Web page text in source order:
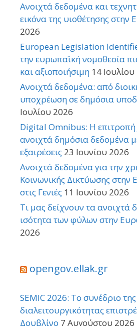
Ανοιχτά δεδομένα και
εικόνα της υιοθέτησης στην
2026
European Legislation
την ευρωπαϊκή νομοθεσία
και αξιοποιήσιμη 14
Ανοιχτά δεδομένα: από
υποχρέωση σε δημόσια
Ιουλίου 2026
Digital Omnibus: Η επιτροπή
ανοιχτά δημόσια δεδομένα
εξαιρέσεις 23 Ιουνίου 2026
Ανοιχτά δεδομένα για την
Κοινωνικής Δικτύωσης στην
στις Γενιές 11 Ιουνίου 2026
Τι μας δείχνουν τα ανοιχτά
ισότητα των φύλων στην
2026
opengov.ellak.gr
SEMIC 2026: Το συνέδριο της
διαλειτουργικότητας
Δουβλίνο 7 Αυγούστου 2026